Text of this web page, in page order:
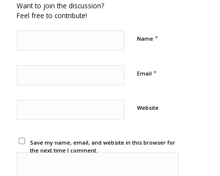
Want to join the discussion?
Feel free to contribute!
Name *
Email *
Website
Save my name, email, and website in this browser for
the next time I comment.